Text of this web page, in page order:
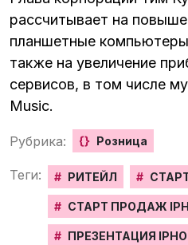
рассчитывает на
планшетные
также на увеличение
сервисов, в том числе
Music.
Рубрика: {} Розница
Теги: # РИТЕЙЛ #
# СТАРТ ПРОДАЖ
# ПРЕЗЕНТАЦИЯ